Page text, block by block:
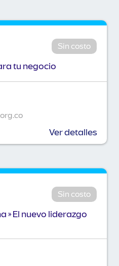
Sin costo
tu negocio
Ver detalles
Sin costo
» El nuevo liderazgo